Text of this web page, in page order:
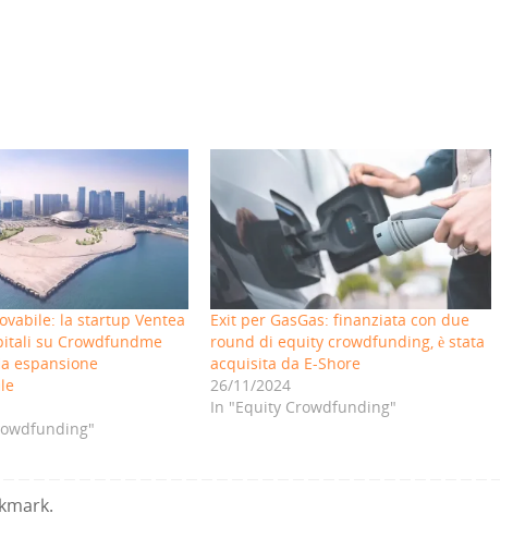
la startup Ventea
su Crowdfundme
espansione
Exit per GasGas: finanziata con due
round di equity crowdfunding, è stata
acquisita da E-Shore
26/11/2024
In "Equity Crowdfunding"
.